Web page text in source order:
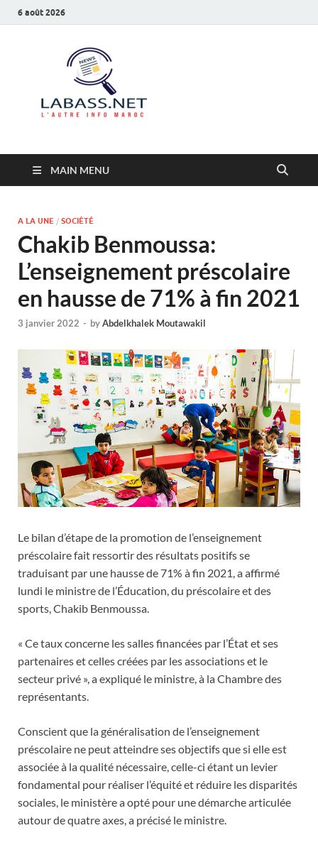
6 août 2026
MAIN MENU
A LA UNE / SOCIÉTÉ
Chakib Benmoussa:
L’enseignement préscolaire
en hausse de 71% à fin 2021
3 janvier 2022 - byAbdelkhalek Moutawakil
Le bilan d’étape de la promotion de l’enseignement
préscolaire fait ressortir des résultats positifs se
traduisant par une hausse de 71% à fin 2021, a affirmé
lundi le ministre de l’Éducation, du préscolaire et des
sports, Chakib Benmoussa.
« Ce taux concerne les salles financées par l’État et ses
partenaires et celles créées par les associations et le
secteur privé », a expliqué le ministre, à la Chambre des
représentants.
Conscient que la généralisation de l’enseignement
préscolaire ne peut atteindre ses objectifs que si elle est
associée à la qualité nécessaire, celle-ci étant un levier
fondamental pour réaliser l’équité et réduire les disparités
sociales, le ministère a opté pour une démarche articulée
autour de quatre axes, a précisé le ministre.